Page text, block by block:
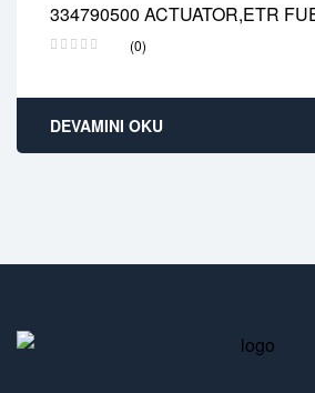
334790500 ACTUATOR,ETR
(0)
2 years warranty
Delivery time: 1-2 business days
DEVAMINI OKU